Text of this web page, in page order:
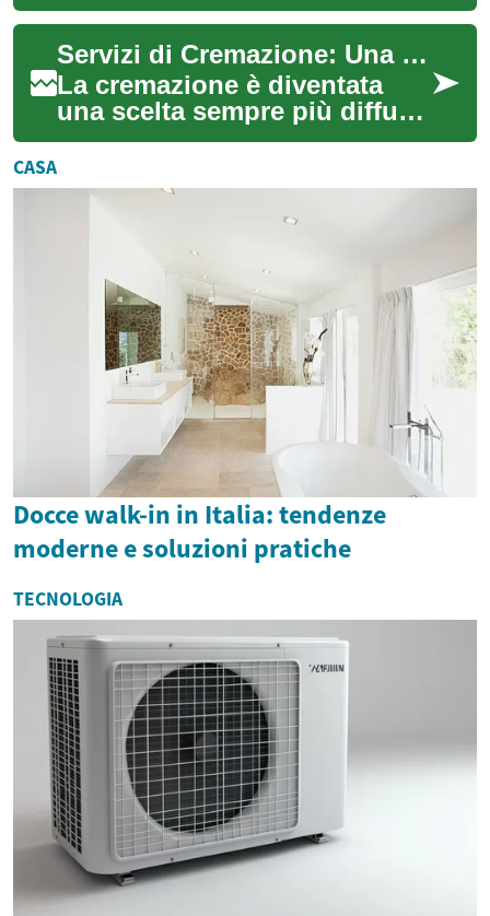
comprensibili, le fasi cliniche
della donazione di
spermatozoi: dalla ...
Servizi di Cremazione: Una Guida Completa
La cremazione è diventata
una scelta sempre più diffusa
per commemorare i propri
Questo ...
CASA
Docce walk-in in Italia: tendenze
moderne e soluzioni pratiche
TECNOLOGIA